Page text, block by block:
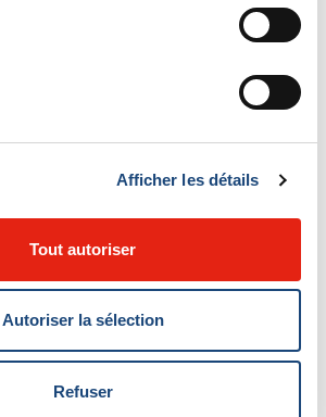
Afficher les détails
Tout autoriser
Autoriser la sélection
Refuser
fertilité avant le
début de votre
sur les soins de la fertilité pour les
un diagnostic de cancer,
nouveau dépliant).
L'espoir de
après un cancer
des testicules